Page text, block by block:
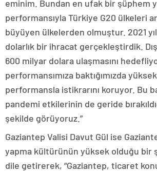
eminim. Bundan en ufak bir şüphem
performansıyla Türkiye G20 ülkeleri
büyüyen ülkelerden olmuştur. 2021
dolarlık bir ihracat gerçekleştirdik.
600 milyar dolara ulaşmasını
performansımıza baktığımızda
performansla istikrarını koruyor. Bu
pandemi etkilerinin de geride
şekilde görüyoruz.”
Gaziantep Valisi Davut Gül ise
yapma kültürünün yüksek olduğu bir
dile getirerek, “Gaziantep, ticaret